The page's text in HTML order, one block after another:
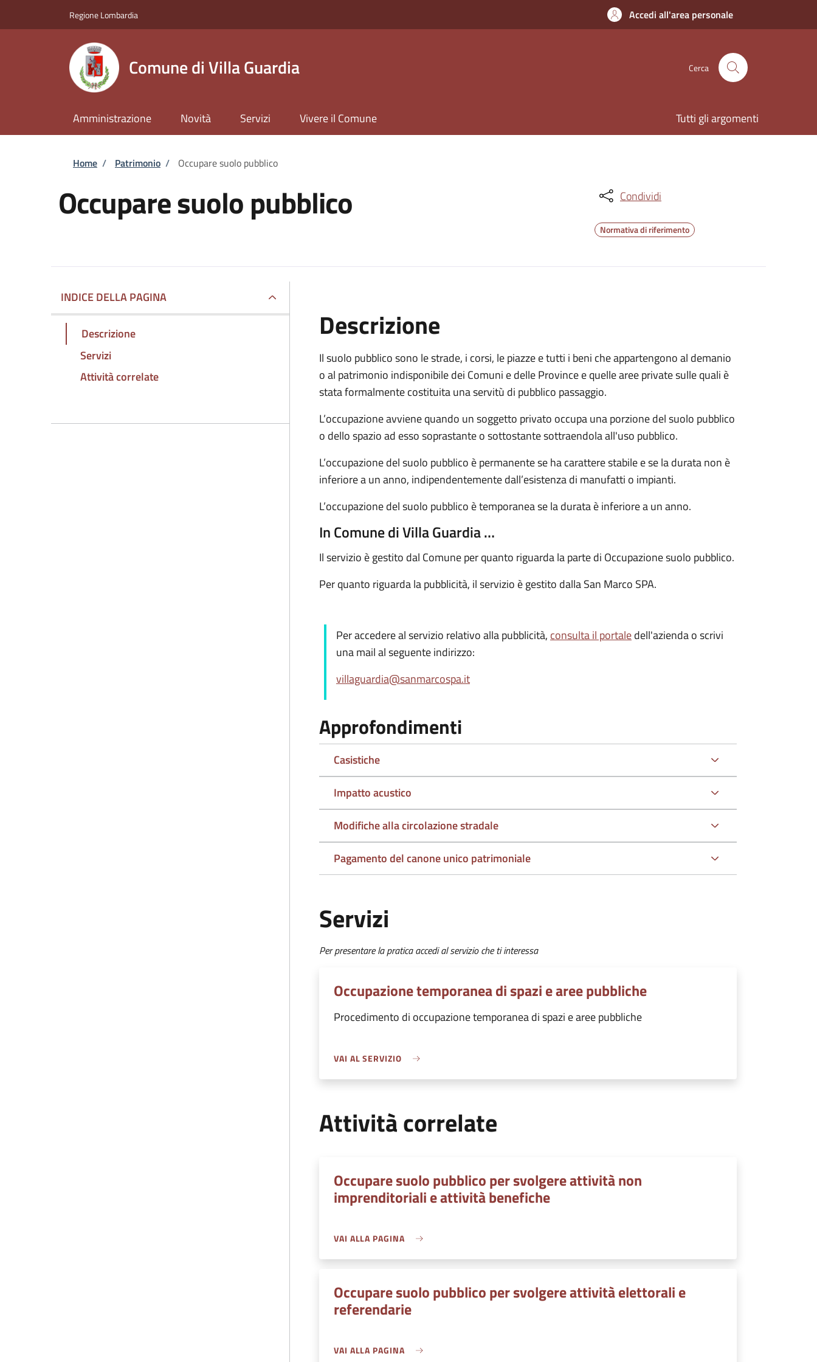
Regione Lombardia Accedi all'area personale
Comune di Villa Guardia Cerca
Amministrazione Novità Servizi Vivere il Comune Tutti gli argomenti
Briciole di pane
Home / Patrimonio / Occupare suolo pubblico
Occupare suolo pubblico Condividi
Normativa di riferimento
INDICE DELLA PAGINA
Descrizione
Servizi
Attività correlate
Descrizione
Il suolo pubblico sono le strade, i corsi, le piazze e tutti i beni che appartengono al demanio
o al patrimonio indisponibile dei Comuni e delle Province e quelle aree private sulle quali è
stata formalmente costituita una servitù di pubblico passaggio.
L’occupazione avviene quando un soggetto privato occupa una porzione del suolo pubblico
o dello spazio ad esso soprastante o sottostante sottraendola all'uso pubblico.
L’occupazione del suolo pubblico è permanente se ha carattere stabile e se la durata non è
inferiore a un anno, indipendentemente dall’esistenza di manufatti o impianti.
L’occupazione del suolo pubblico è temporanea se la durata è inferiore a un anno.
In Comune di Villa Guardia …
Il servizio è gestito dal Comune per quanto riguarda la parte di Occupazione suolo pubblico.
Per quanto riguarda la pubblicità, il servizio è gestito dalla San Marco SPA.
Per accedere al servizio relativo alla pubblicità, consulta il portaledell'azienda o scrivi
una mail al seguente indirizzo:
villaguardia@sanmarcospa.it
Approfondimenti
Casistiche
Impatto acustico
Modifiche alla circolazione stradale
Pagamento del canone unico patrimoniale
Servizi
Per presentare la pratica accedi al servizio che ti interessa
Occupazione temporanea di spazi e aree pubbliche
Procedimento di occupazione temporanea di spazi e aree pubbliche
VAI AL SERVIZIO
Attività correlate
Occupare suolo pubblico per svolgere attività non
imprenditoriali e attività benefiche
VAI ALLA PAGINA
Occupare suolo pubblico per svolgere attività elettorali e
referendarie
VAI ALLA PAGINA